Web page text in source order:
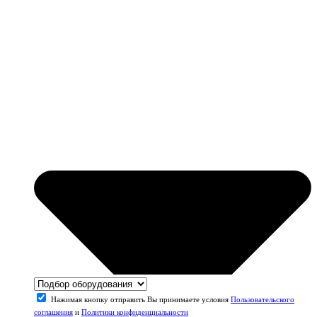
Нажимая кнопку отправить Вы принимаете условия Пользовательского
соглашения и Политики конфиденциальности